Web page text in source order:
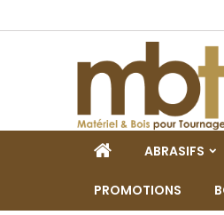
STARTSEITE
ABRASIFS
PROMOTIONS